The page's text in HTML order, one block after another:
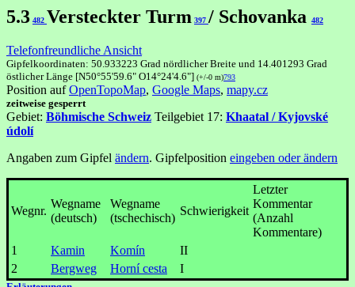
5.3 482 Versteckter Turm 397 / Schovanka 482
Telefonfreundliche Ansicht
Gipfelkoordinaten: 50.933223 Grad nördlicher Breite und 14.401293 Grad
östlicher Länge [N50°55'59.6" O14°24'4.6"] (+/-0 m)793
Position aufOpenTopoMap, Google Maps, mapy.cz
zeitweise gesperrt
Gebiet: Böhmische Schweiz Teilgebiet 17: Khaatal / Kyjovské
údolí
Angaben zum Gipfel ändern. Gipfelposition eingeben oder ändern
Wegnr.
Wegname
(deutsch)
Wegname
(tschechisch)
Schwierigkeit
Letzter
Kommentar
(Anzahl
Kommentare)
1
Kamin Komín
II
2
Bergweg Horní cesta I